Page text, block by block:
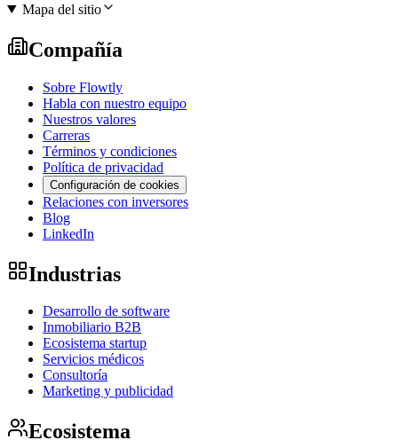
Mapa del sitio
Compañía
Sobre Flowtly
Habla con nuestro equipo
Nuestros valores
Carreras
Términos y condiciones
Política de privacidad
Configuración de cookies
Relaciones con inversores
Blog
LinkedIn
Industrias
Desarrollo de software
Inmobiliario B2B
Ecosistema startup
Servicios médicos
Consultoría
Marketing y publicidad
Ecosistema